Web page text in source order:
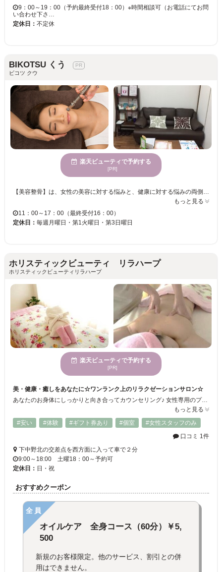
9：00～19：00（予約最終受付18：00）※時間相談可（お電話にてお問
い合わせ下さ…
定休日： 不定休
BIKOTSU くう
ビコツ クウ
楽天ビューティで予約する
[PR]
【美容整骨】は、女性の美容に対する悩みと、健康に対する悩みの両側面から、効果的なアプローチができる、調整技術です。 人間の身体は一枚の皮で繋がっていて、１か所でも歪みが生じると、崩れたバランスを補うように次から次へと自然発生的に歪みを作り、それによってバランスを保とうとします。 つまり、身体のどこか一部でも歪みがあれば、全てのバランスが崩れてしまうのです。歪みは慢性的な肩こり、頭痛、腰痛、膝痛等を招き、猫背、O 脚、外反母趾、下半身太り、ヒップダウン、バストダウン、フェイスラインの崩れ等も進行させる原因となります。 ≪オススメの小顔＆全身矯正メニュー≫ 上記にもありますように身体は1か所でもひずみが生じると全身のバランスが崩れます。大げさに言うと、足の歪みが顔の歪みにつながる、ということです。是非、小顔＆全身矯正をお試しいただきたいです。※小顔矯正はメイクはそのままで施術が受けられます。 身体のお悩みを改善したい方は是非『BIKOTSU くう』にお任せ下さい★ご来店お待ちしております♪♪
もっと見る
11：00～17：00（最終受付16：00）
定休日： 毎週月曜日・第1火曜日・第3日曜日
ホリスティックビューティ リラハープ
ホリスティックビューティリラハープ
楽天ビューティで予約する
[PR]
美・健康・癒しをあなたに☆ワンランク上のリラクゼーションサロン☆
あなたのお身体にしっかりと向き合ってカウンセリング♪ 女性専用のプライベートサロンですので他のお客様と重なることなく施術を受けることが出来ます。 あらゆる悩みに結果が出るリンパケアをはじめ、短時間のクイック施術、フェイシャル、ヒーリング、香りカウンセリングと多様なメニューで現代女性をサポートいたします！あなたの中の心身の健康を必ず取り戻します！
もっと見る
#安い
#体験 #ギフト券あり #個室
#女性スタッフのみ
口コミ 1件
下中野北の交差点を西方面に入って車で２分
9:00～18:00 土曜18：00～予約可
定休日： 日・祝
おすすめクーポン
全員
オイルケア 全身コース（60分）￥5,
500
新規のお客様限定。他のサービス、割引との併
用はできません。